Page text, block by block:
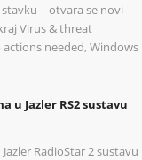
– otvara se novi
Virus & threat
needed, Windows
u Jazler RS2 sustavu
RadioStar 2 sustavu